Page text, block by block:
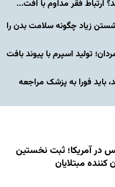
ارتباط فقر مداوم با افت...
زیاد چگونه سلامت بدن را
تولید اسپرم با پیوند بافت
باید فورا به پزشک مراجعه
در آمریکا؛ ثبت نخستین
مبتلایان